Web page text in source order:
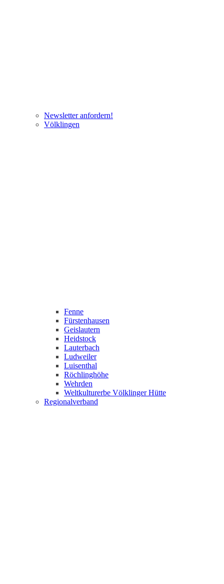
Newsletter anfordern!
Völklingen
Fenne
Fürstenhausen
Geislautern
Heidstock
Lauterbach
Ludweiler
Luisenthal
Röchlinghöhe
Wehrden
Weltkulturerbe Völklinger Hütte
Regionalverband